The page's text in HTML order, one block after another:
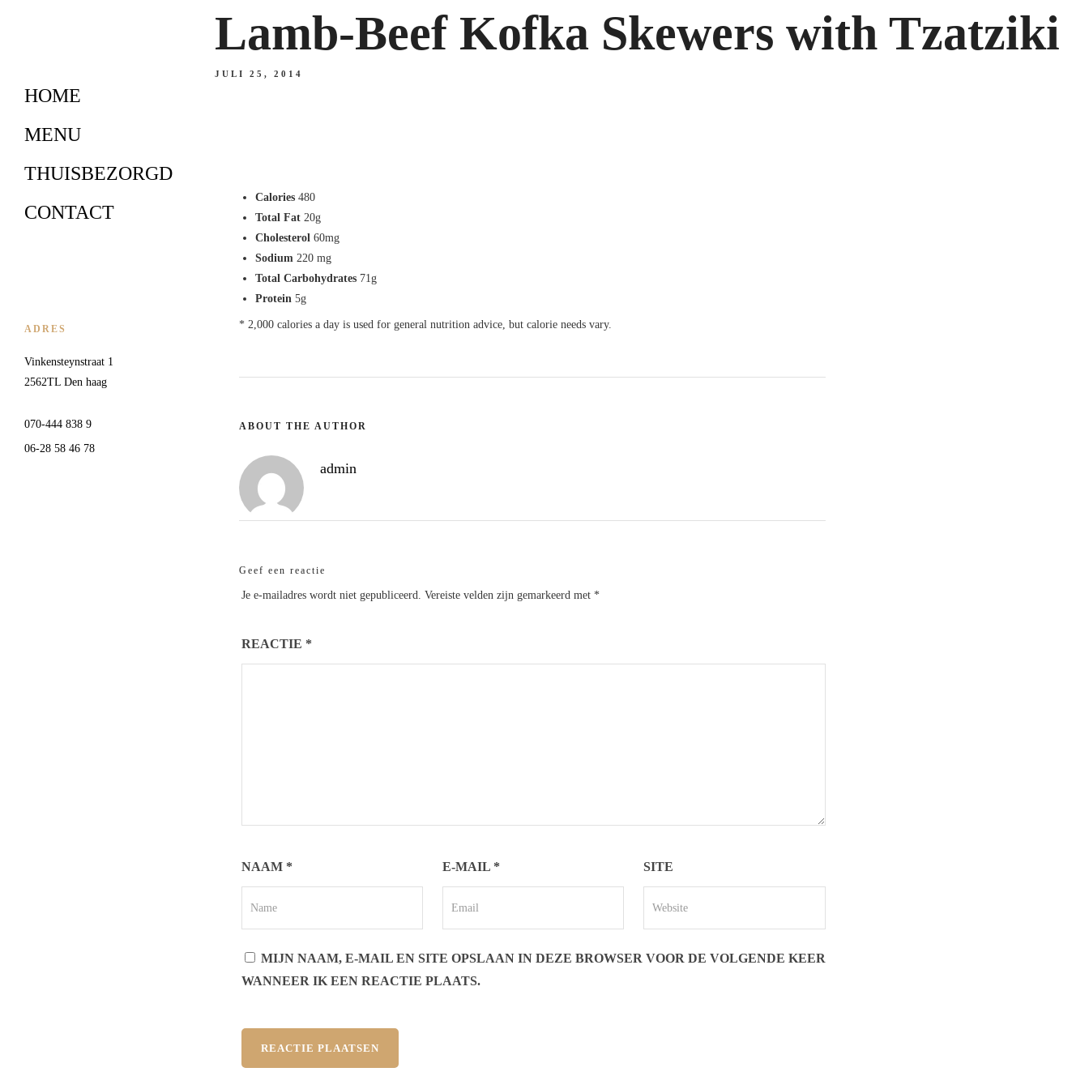
HOME
MENU
THUISBEZORGD
CONTACT
ADRES
Vinkensteynstraat 1
2562TL Den haag
070-444 838 9
06-28 58 46 78
Lamb-Beef Kofka Skewers with Tzatziki
JULI 25, 2014
Calories 480
Total Fat 20g
Cholesterol 60mg
Sodium 220 mg
Total Carbohydrates 71g
Protein 5g
* 2,000 calories a day is used for general nutrition advice, but calorie needs vary.
ABOUT THE AUTHOR
admin
Geef een reactie
Je e-mailadres wordt niet gepubliceerd. Vereiste velden zijn gemarkeerd met *
REACTIE *
NAAM * E-MAIL * SITE
MIJN NAAM, E-MAIL EN SITE OPSLAAN IN DEZE BROWSER VOOR DE VOLGENDE KEER
WANNEER IK EEN REACTIE PLAATS.